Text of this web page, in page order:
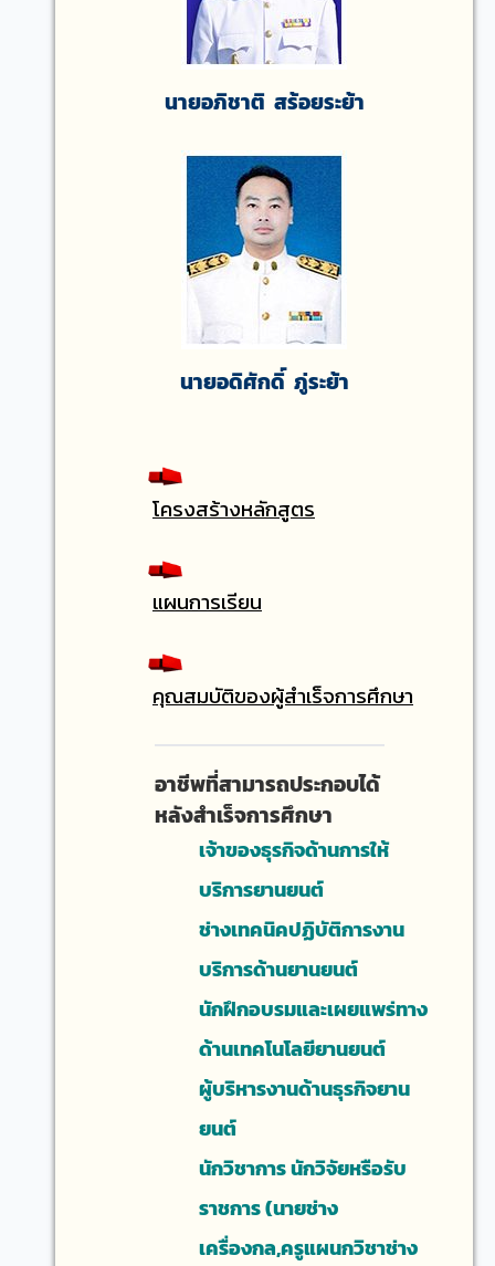
นายอภิชาติ สร้อยระย้า
นายอดิศักดิ์ ภู่ระย้า
โครงสร้างหลักสูตร
แผนการเรียน
คุณสมบัติของผู้สำเร็จการศึกษา
อาชีพที่สามารถประกอบได้
หลังสำเร็จการศึกษา
เจ้าของธุรกิจด้านการให้
บริการยานยนต์
ช่างเทคนิคปฏิบัติการงาน
บริการด้านยานยนต์
นักฝึกอบรมและเผยแพร่ทาง
ด้านเทคโนโลยียานยนต์
ผู้บริหารงานด้านธุรกิจยาน
ยนต์
นักวิชาการ นักวิจัยหรือรับ
ราชการ (นายช่าง
เครื่องกล,ครูแผนกวิชาช่าง